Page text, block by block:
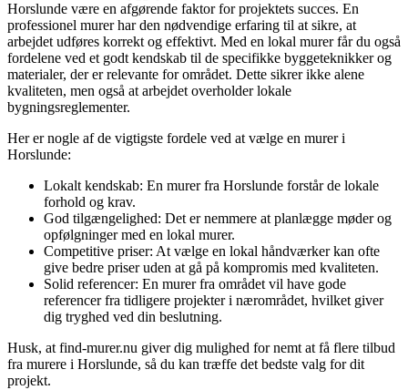
Horslunde være en afgørende faktor for projektets succes. En
professionel murer har den nødvendige erfaring til at sikre, at
arbejdet udføres korrekt og effektivt. Med en lokal murer får du også
fordelene ved et godt kendskab til de specifikke byggeteknikker og
materialer, der er relevante for området. Dette sikrer ikke alene
kvaliteten, men også at arbejdet overholder lokale
bygningsreglementer.
Her er nogle af de vigtigste fordele ved at vælge en murer i
Horslunde:
Lokalt kendskab: En murer fra Horslunde forstår de lokale
forhold og krav.
God tilgængelighed: Det er nemmere at planlægge møder og
opfølgninger med en lokal murer.
Competitive priser: At vælge en lokal håndværker kan ofte
give bedre priser uden at gå på kompromis med kvaliteten.
Solid referencer: En murer fra området vil have gode
referencer fra tidligere projekter i nærområdet, hvilket giver
dig tryghed ved din beslutning.
Husk, at find-murer.nu giver dig mulighed for nemt at få flere tilbud
fra murere i Horslunde, så du kan træffe det bedste valg for dit
projekt.